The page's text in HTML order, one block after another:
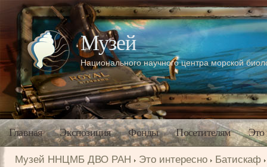
Музей
Национального научного центра морской
Главная Экспозиция Фонды Посетителям Это
Музей ННЦМБ ДВО РАН Это интересно
Батискаф